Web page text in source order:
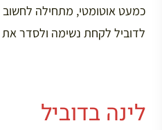
כמעט אוטומטי, מתחילה לחשוב
לדוביל לקחת נשימה ולסדר
לינה בדוביל